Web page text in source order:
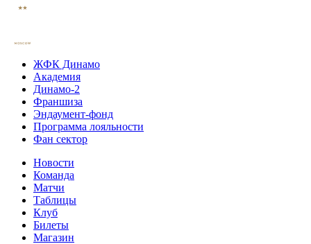
ЖФК Динамо
Академия
Динамо-2
Франшиза
Эндаумент-фонд
Программа лояльности
Фан сектор
Новости
Команда
Матчи
Таблицы
Клуб
Билеты
Магазин